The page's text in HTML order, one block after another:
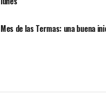
Mes de las Termas: una buena